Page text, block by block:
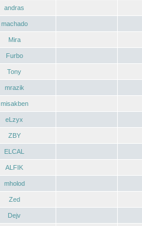
andras
machado
Mira
Furbo
Tony
mrazik
misakben
eLzyx
ZBY
ELCAL
ALFIK
mholod
Zed
Dejv